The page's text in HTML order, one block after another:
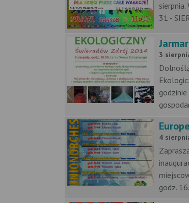
31 -
3
4
godz.